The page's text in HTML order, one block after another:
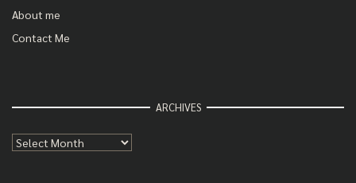
About me
Contact Me
ARCHIVES
Archives